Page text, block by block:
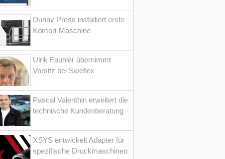
Dunav Press installiert erste
Komori-Maschine
Ulrik Fauhlér übernimmt
Vorsitz bei Sweflex
Pascal Valenthin erweitert die
technische Kundenberatung
XSYS entwickelt Adapter für
spezifische Druckmaschinen